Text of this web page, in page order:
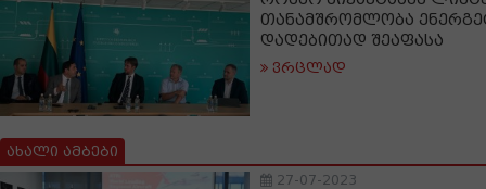
თანამშრომლობა
დადებითად შეაფასა
ვრცლად
ახალი ამბები
27-07-2023